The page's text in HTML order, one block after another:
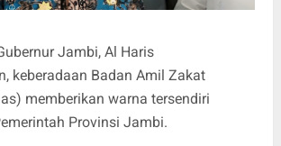
Jambi, Al Haris
keberadaan Badan Amil Zakat
memberikan warna tersendiri
Provinsi Jambi.